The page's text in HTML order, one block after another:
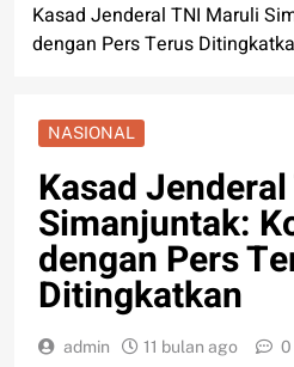
Kasad Jenderal TNI Maruli
dengan Pers Terus
NASIONAL
Kasad
Simanjuntak:
dengan Pers
Ditingkatkan
admin 11 bulan ago 0